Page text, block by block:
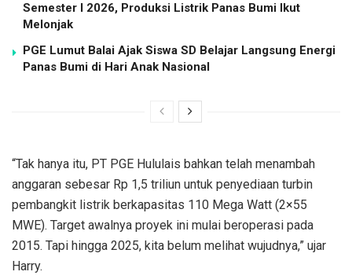
Semester I 2026, Produksi Listrik Panas Bumi Ikut
Melonjak
PGE Lumut Balai Ajak Siswa SD Belajar Langsung Energi
Panas Bumi di Hari Anak Nasional
“Tak hanya itu, PT PGE Hululais bahkan telah menambah
anggaran sebesar Rp 1,5 triliun untuk penyediaan turbin
pembangkit listrik berkapasitas 110 Mega Watt (2×55
MWE). Target awalnya proyek ini mulai beroperasi pada
2015. Tapi hingga 2025, kita belum melihat wujudnya,” ujar
Harry.